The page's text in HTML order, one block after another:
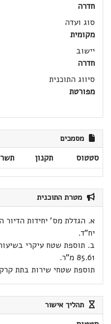
חדרה
סוג ועדה
מקומית
יישוב
חדרה
סיווג התוכנית
מפורטת
מסמכים
סטטוס תקנון
מטרת התוכנית
יח"ד.
85.61 מ"ר.
תוספת שטחי שירות בתת קרקע בסך
תהליך אישור